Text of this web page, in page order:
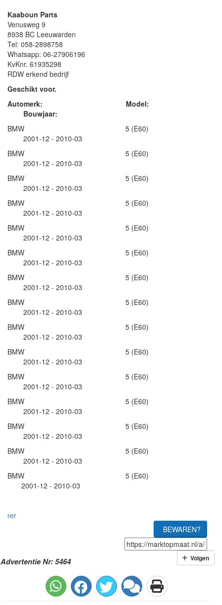
Kaaboun Parts
Venusweg 9
8938 BC Leeuwarden
Tel: 058-2898758
Whatsapp: 06-27906196
KvKnr. 61935298
RDW erkend bedrijf
Geschikt voor.
Automerk: Model:
Bouwjaar:
BMW 5 (E60)
2001-12 - 2010-03
BMW 5 (E60)
2001-12 - 2010-03
BMW 5 (E60)
2001-12 - 2010-03
BMW 5 (E60)
2001-12 - 2010-03
BMW 5 (E60)
2001-12 - 2010-03
BMW 5 (E60)
2001-12 - 2010-03
BMW 5 (E60)
2001-12 - 2010-03
BMW 5 (E60)
2001-12 - 2010-03
BMW 5 (E60)
2001-12 - 2010-03
BMW 5 (E60)
2001-12 - 2010-03
BMW 5 (E60)
2001-12 - 2010-03
BMW 5 (E60)
2001-12 - 2010-03
BMW 5 (E60)
2001-12 - 2010-03
BMW 5 (E60)
2001-12 - 2010-03
BMW 5 (E60)
2001-12 - 2010-03
meer
BEWAREN?
Advertentie Nr: 5464 Volgen